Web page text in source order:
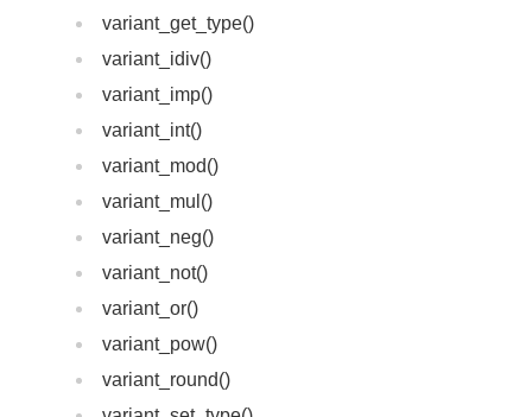
variant_get_type()
variant_idiv()
variant_imp()
variant_int()
variant_mod()
variant_mul()
variant_neg()
variant_not()
variant_or()
variant_pow()
variant_round()